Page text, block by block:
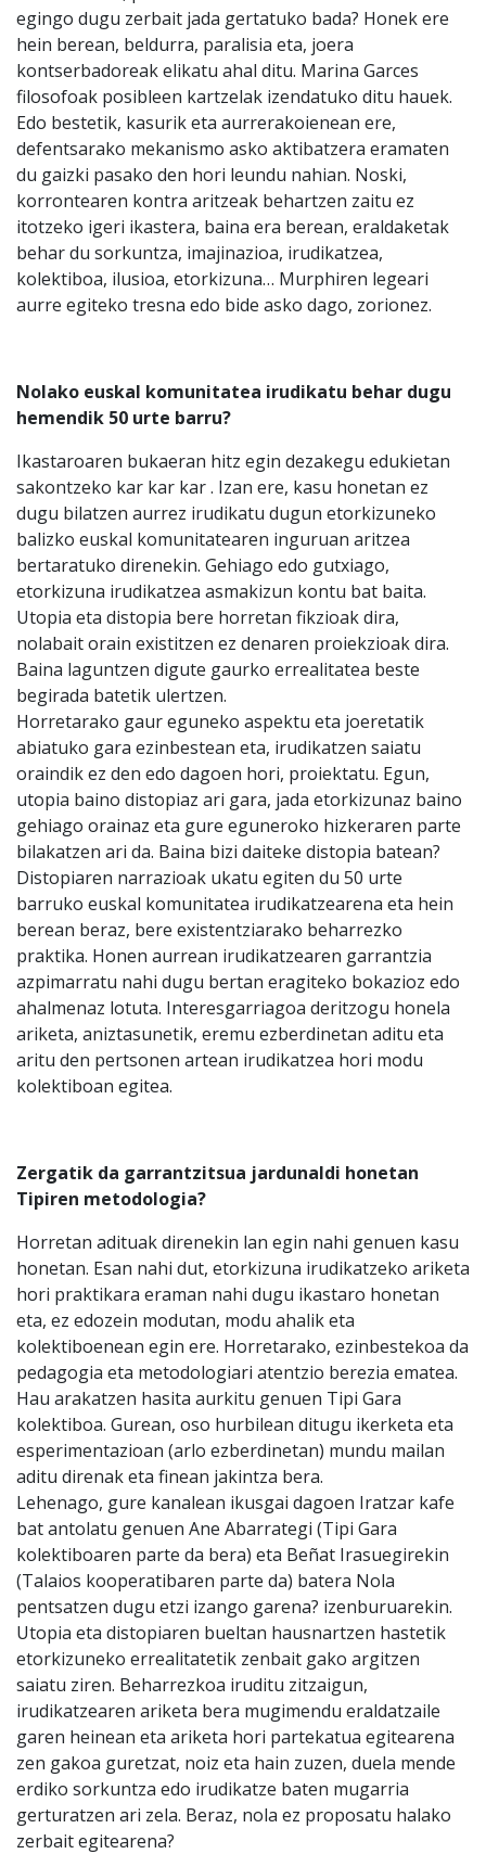
egingo dugu zerbait jada gertatuko bada? Honek ere
hein berean, beldurra, paralisia eta, joera
kontserbadoreak elikatu ahal ditu. Marina Garces
filosofoak posibleen kartzelak izendatuko ditu hauek.
Edo bestetik, kasurik eta aurrerakoienean ere,
defentsarako mekanismo asko aktibatzera eramaten
du gaizki pasako den hori leundu nahian. Noski,
korrontearen kontra aritzeak behartzen zaitu ez
itotzeko igeri ikastera, baina era berean, eraldaketak
behar du sorkuntza, imajinazioa, irudikatzea,
kolektiboa, ilusioa, etorkizuna… Murphiren legeari
aurre egiteko tresna edo bide asko dago, zorionez.
Nolako euskal komunitatea irudikatu behar dugu
hemendik 50 urte barru?
Ikastaroaren bukaeran hitz egin dezakegu edukietan
sakontzeko kar kar kar . Izan ere, kasu honetan ez
dugu bilatzen aurrez irudikatu dugun etorkizuneko
balizko euskal komunitatearen inguruan aritzea
bertaratuko direnekin. Gehiago edo gutxiago,
etorkizuna irudikatzea asmakizun kontu bat baita.
Utopia eta distopia bere horretan fikzioak dira,
nolabait orain existitzen ez denaren proiekzioak dira.
Baina laguntzen digute gaurko errealitatea beste
begirada batetik ulertzen.
Horretarako gaur eguneko aspektu eta joeretatik
abiatuko gara ezinbestean eta, irudikatzen saiatu
oraindik ez den edo dagoen hori, proiektatu. Egun,
utopia baino distopiaz ari gara, jada etorkizunaz baino
gehiago orainaz eta gure eguneroko hizkeraren parte
bilakatzen ari da. Baina bizi daiteke distopia batean?
Distopiaren narrazioak ukatu egiten du 50 urte
barruko euskal komunitatea irudikatzearena eta hein
berean beraz, bere existentziarako beharrezko
praktika. Honen aurrean irudikatzearen garrantzia
azpimarratu nahi dugu bertan eragiteko bokazioz edo
ahalmenaz lotuta. Interesgarriagoa deritzogu honela
ariketa, aniztasunetik, eremu ezberdinetan aditu eta
aritu den pertsonen artean irudikatzea hori modu
kolektiboan egitea.
Zergatik da garrantzitsua jardunaldi honetan
Tipiren metodologia?
Horretan adituak direnekin lan egin nahi genuen kasu
honetan. Esan nahi dut, etorkizuna irudikatzeko ariketa
hori praktikara eraman nahi dugu ikastaro honetan
eta, ez edozein modutan, modu ahalik eta
kolektiboenean egin ere. Horretarako, ezinbestekoa da
pedagogia eta metodologiari atentzio berezia ematea.
Hau arakatzen hasita aurkitu genuen Tipi Gara
kolektiboa. Gurean, oso hurbilean ditugu ikerketa eta
esperimentazioan (arlo ezberdinetan) mundu mailan
aditu direnak eta finean jakintza bera.
Lehenago, gure kanalean ikusgai dagoen Iratzar kafe
bat antolatu genuen Ane Abarrategi (Tipi Gara
kolektiboaren parte da bera) eta Beñat Irasuegirekin
(Talaios kooperatibaren parte da) batera Nola
pentsatzen dugu etzi izango garena? izenburuarekin.
Utopia eta distopiaren bueltan hausnartzen hastetik
etorkizuneko errealitatetik zenbait gako argitzen
saiatu ziren. Beharrezkoa iruditu zitzaigun,
irudikatzearen ariketa bera mugimendu eraldatzaile
garen heinean eta ariketa hori partekatua egitearena
zen gakoa guretzat, noiz eta hain zuzen, duela mende
erdiko sorkuntza edo irudikatze baten mugarria
gerturatzen ari zela. Beraz, nola ez proposatu halako
zerbait egitearena?